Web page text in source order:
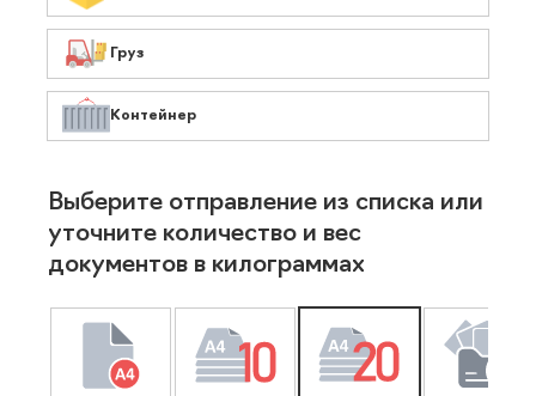
Груз
Контейнер
Выберите отправление из списка или
уточните количество и вес
документов в килограммах